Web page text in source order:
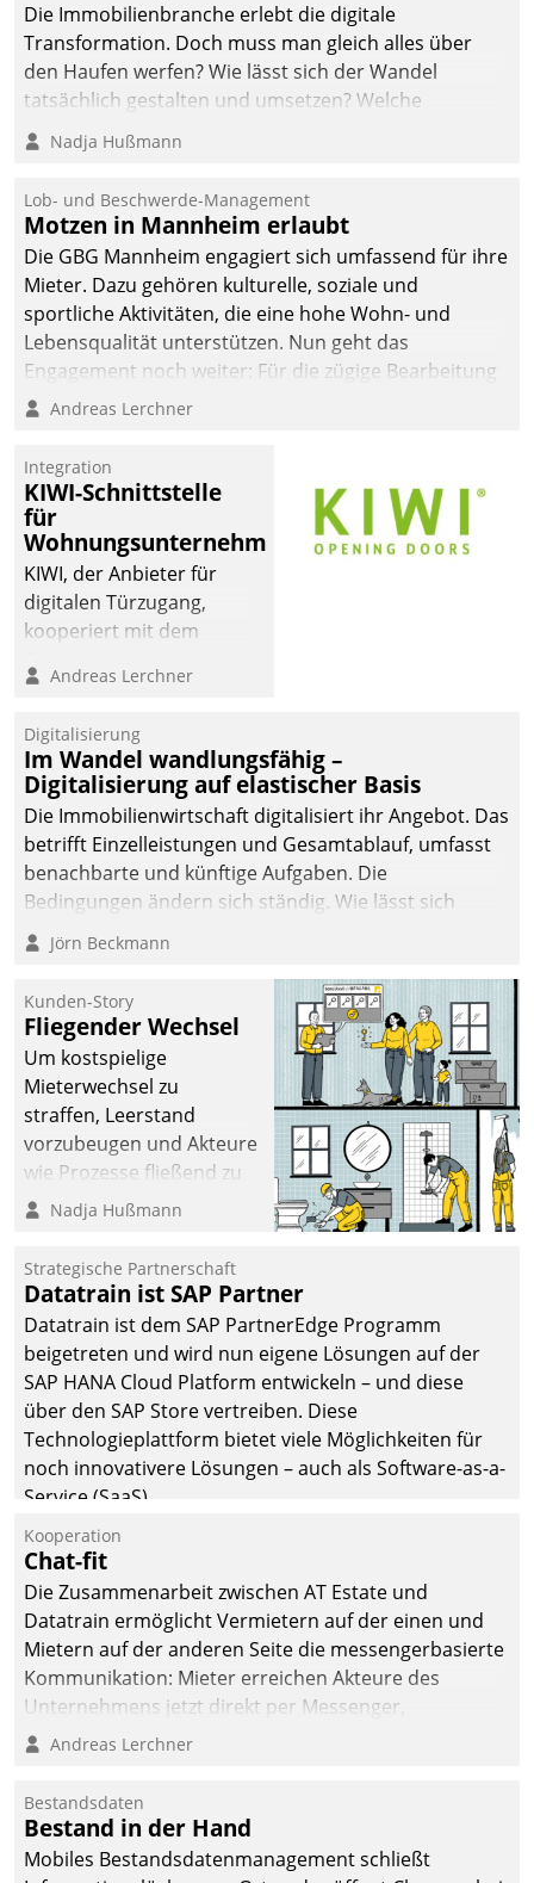
Die Immobilienbranche erlebt die digitale
Transformation. Doch muss man gleich alles über
den Haufen werfen? Wie lässt sich der Wandel
tatsächlich gestalten und umsetzen? Welche
Argumente zählen wirklich?
Nadja Hußmann
Lob- und Beschwerde-Management
Motzen in Mannheim erlaubt
Die GBG Mannheim engagiert sich umfassend für ihre
Mieter. Dazu gehören kulturelle, soziale und
sportliche Aktivitäten, die eine hohe Wohn- und
Lebensqualität unterstützen. Nun geht das
Engagement noch weiter: Für die zügige Bearbeitung
von Beschwerden – oder Lob – richtet das
und Beschwerde-Management einen eigenen Kanal
ein.
Andreas Lerchner
Integration
KIWI-Schnittstelle
für
Wohnungsunternehmen
KIWI, der Anbieter für
digitalen Türzugang,
kooperiert mit dem
Softwareentwicklungshaus
Andreas Lerchner
Digitalisierung
Im Wandel wandlungsfähig –
Digitalisierung auf elastischer Basis
Die Immobilienwirtschaft digitalisiert ihr Angebot. Das
betrifft Einzelleistungen und Gesamtablauf, umfasst
benachbarte und künftige Aufgaben. Die
Bedingungen ändern sich ständig. Wie lässt sich
technisch die Kontrolle wahren und zugleich Freiraum
fürs Wachsen öffnen?
Jörn Beckmann
Kunden-Story
Fliegender Wechsel
Um kostspielige
Mieterwechsel zu
straffen, Leerstand
vorzubeugen und Akteure
wie Prozesse fließend zu
vernetzen, nutzt die
Jahresbeginn eine
Überblick, Einsicht und
Eingriff bietende Lösung.
Zur Entwicklung setzte
man auf
Cloudtechnologie,
bewährte und Startup-
Partner sowie erstmals
agile Projektmethoden.
Nadja Hußmann
Strategische Partnerschaft
Datatrain ist SAP Partner
Datatrain ist dem SAP PartnerEdge Programm
beigetreten und wird nun eigene Lösungen auf der
SAP HANA Cloud Platform entwickeln – und diese
über den SAP Store vertreiben. Diese
Technologieplattform bietet viele Möglichkeiten für
noch innovativere Lösungen – auch als Software-as-a-
Service (SaaS).
Kooperation
Chat-fit
Die Zusammenarbeit zwischen AT Estate und
Datatrain ermöglicht Vermietern auf der einen und
Mietern auf der anderen Seite die messengerbasierte
Kommunikation: Mieter erreichen Akteure des
Unternehmens jetzt direkt per Messenger,
Mitarbeiter oder Dienstleister empfangen oder
Andreas Lerchner
Bestandsdaten
Bestand in der Hand
Mobiles Bestandsdatenmanagement schließt